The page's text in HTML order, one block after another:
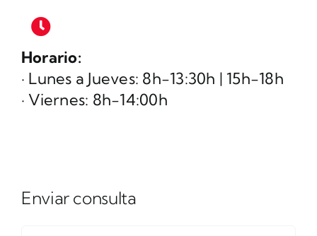
Horario:
· Lunes a Jueves: 8h-13:30h | 15h-18h
· Viernes: 8h-14:00h
Enviar consulta